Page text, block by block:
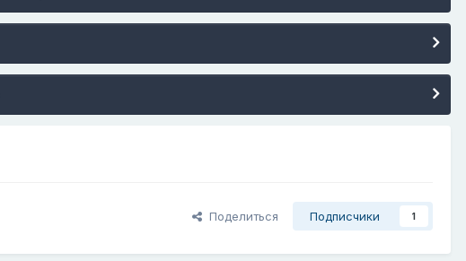
Поделиться Подписчики 1